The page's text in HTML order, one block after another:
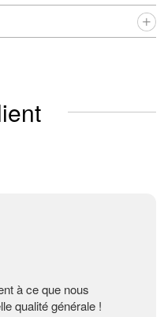
à ce que nous
qualité générale !